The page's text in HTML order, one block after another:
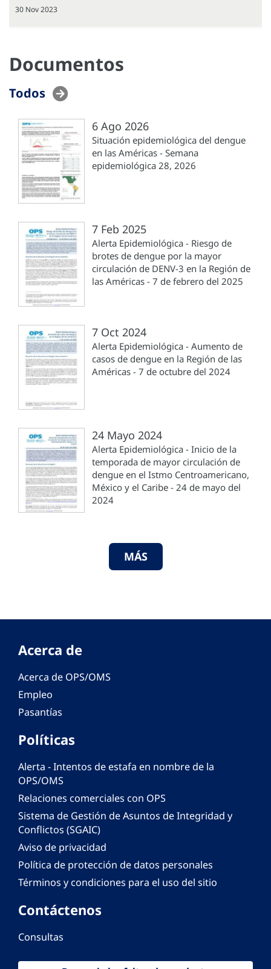
30 Nov 2023
Documentos
Todos
6 Ago 2026
Situación epidemiológica del dengue
en las Américas - Semana
epidemiológica 28, 2026
7 Feb 2025
Alerta Epidemiológica - Riesgo de
brotes de dengue por la mayor
circulación de DENV-3 en la Región de
las Américas - 7 de febrero del 2025
7 Oct 2024
Alerta Epidemiológica - Aumento de
casos de dengue en la Región de las
Américas - 7 de octubre del 2024
24 Mayo 2024
Alerta Epidemiológica - Inicio de la
temporada de mayor circulación de
dengue en el Istmo Centroamericano,
México y el Caribe - 24 de mayo del
2024
MÁS
Acerca de
Acerca de OPS/OMS
Empleo
Pasantías
Políticas
Alerta - Intentos de estafa en nombre de la
OPS/OMS
Relaciones comerciales con OPS
Sistema de Gestión de Asuntos de Integridad y
Conflictos (SGAIC)
Aviso de privacidad
Política de protección de datos personales
Términos y condiciones para el uso del sitio
Contáctenos
Consultas